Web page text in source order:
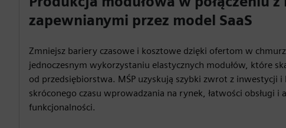
zapewnianymi przez model SaaS
Zmniejsz bariery czasowe i kosztowe dzięki ofertom w
jednoczesnym wykorzystaniu elastycznych modułów, które
od przedsiębiorstwa. MŚP uzyskują szybki zwrot z inwestycji i
skróconego czasu wprowadzania na rynek, łatwości obsługi i
funkcjonalności.